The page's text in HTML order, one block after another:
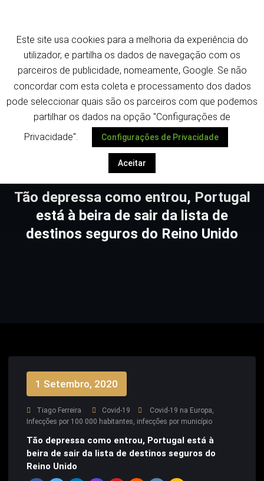
conteúdo
Despoletar
Tão depressa como entrou, Portugal
está à beira de sair da lista de
destinos seguros do Reino Unido
1 Setembro, 2020
Tiago Ferreira Covid-19 Covid-19 na Europa,
Infecções por 100 000 habitantes, infecções por município
Tão depressa como entrou, Portugal está à
beira de sair da lista de destinos seguros do
Reino Unido
Este site usa cookies para a melhoria da experiência do
utilizador, e partilha os dados de navegação com os
parceiros de publicidade, nomeamente, Google. Se não
concordar com esta coleta e processamento dos dados
pode seleccionar quais são os parceiros com que podemos
partilhar os dados na opção "Configurações de
Privacidade".
Configurações de Privacidade
Aceitar